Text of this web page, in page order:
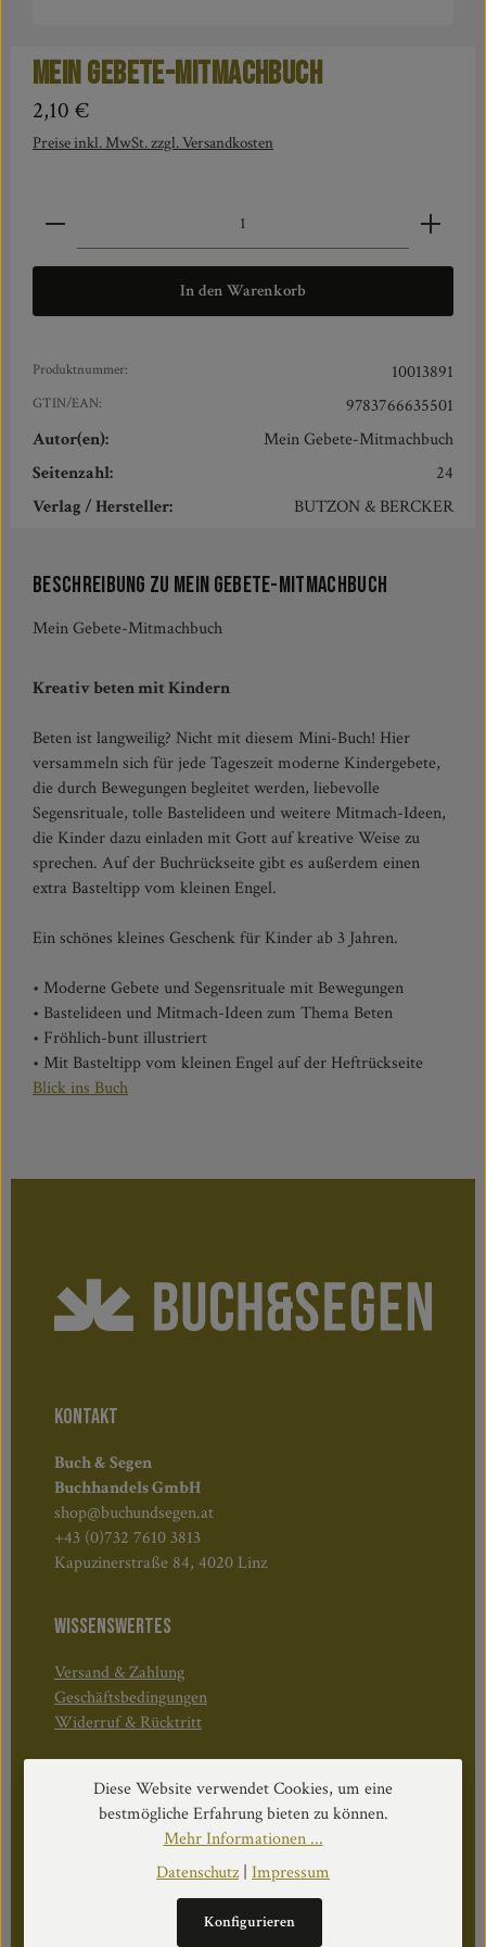
Mein Gebete-Mitmachbuch
Regulärer Preis:
2,10 €
Preise inkl. MwSt. zzgl. Versandkosten
Produkt Anzahl: Gib den gewünschten Wert ein oder
In den Warenkorb
Produktnummer: 10013891
GTIN/EAN:
9783766635501
Autor(en):
Mein Gebete-Mitmachbuch
Seitenzahl:
24
Verlag / Hersteller:
BUTZON & BERCKER
Beschreibung zu Mein Gebete-Mitmachbuch
Mein Gebete-Mitmachbuch
Kreativ beten mit Kindern
Beten ist langweilig? Nicht mit diesem Mini-Buch! Hier
versammeln sich für jede Tageszeit moderne Kindergebete,
die durch Bewegungen begleitet werden, liebevolle
Segensrituale, tolle Bastelideen und weitere Mitmach-Ideen,
die Kinder dazu einladen mit Gott auf kreative Weise zu
sprechen. Auf der Buchrückseite gibt es außerdem einen
extra Basteltipp vom kleinen Engel.
Ein schönes kleines Geschenk für Kinder ab 3 Jahren.
• Moderne Gebete und Segensrituale mit Bewegungen
• Bastelideen und Mitmach-Ideen zum Thema Beten
• Fröhlich-bunt illustriert
• Mit Basteltipp vom kleinen Engel auf der Heftrückseite
Blick ins Buch
KONTAKT
Buch & Segen
Buchhandels GmbH
shop@buchundsegen.at
+43 (0)732 7610 3813
Kapuzinerstraße 84, 4020 Linz
WISSENSWERTES
Versand & Zahlung
Geschäftsbedingungen
Widerruf & Rücktritt
Öffnungszeiten:
Mo–Do: 08:30–17:00 Uhr
Fr: 08:30–12:30 Uhr
Diese Website verwendet Cookies, um eine
bestmögliche Erfahrung bieten zu können.
Mehr Informationen ...
Datenschutz| Impressum
Konfigurieren